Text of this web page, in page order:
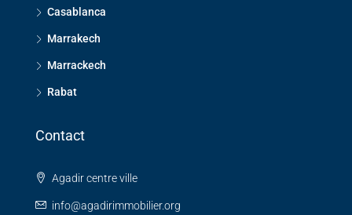
Casablanca
Marrakech
Marrackech
Rabat
Contact
Agadir centre ville
info@agadirimmobilier.org